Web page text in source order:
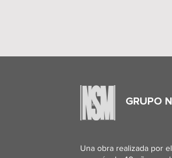
GRUPO
Una obra realizada por el